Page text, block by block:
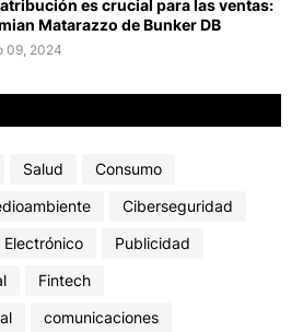
es crucial para las ventas:
Matarazzo de Bunker DB
09, 2024
Salud
Consumo
Ciberseguridad
Electrónico
Publicidad
Fintech
comunicaciones